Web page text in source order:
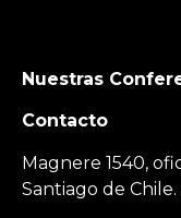
Nuestras
Contacto
Magnere 1540,
Santiago de Chile.